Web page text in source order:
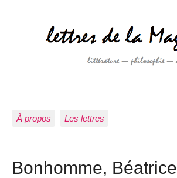
À propos Les lettres
Bonhomme, Béatrice